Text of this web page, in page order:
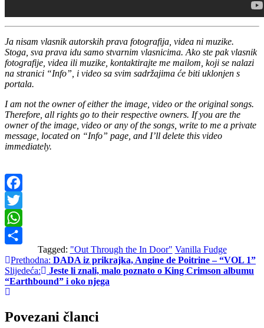
Ja nisam vlasnik autorskih prava fotografija, videa ni muzike.
Stoga, sva prava idu samo stvarnim vlasnicima. Ako ste pak vlasnik
fotografije, videa ili muzike, kontaktirajte me mailom, koji se nalazi
na stranici “Info”, i video sa svim sadržajima će biti uklonjen s
portala.
I am not the owner of either the image, video or the original songs.
Therefore, all rights go to their respective owners. If you are the
owner of the image, video or any of the songs, write to me a private
message, located on “Info” page, and I’ll delete this video
immediately.
Facebook
Twitter
WhatsApp
Tagged: "Out Through the In Door" Vanilla Fudge
Navigacija
objava
Prethodna: DADA iz prikrajka, Angine de Poitrine – “VOL 1”
Slijedeća:
Jeste li znali, malo poznato o King Crimson albumu
“Earthbound” i oko njega
Povezani članci